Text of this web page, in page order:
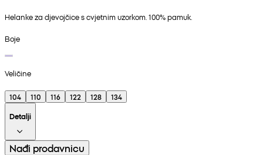
Helanke za djevojčice s cvjetnim uzorkom. 100% pamuk.
Boje
Veličine
104 110 116 122 128
134
Detalji
Nađi prodavnicu